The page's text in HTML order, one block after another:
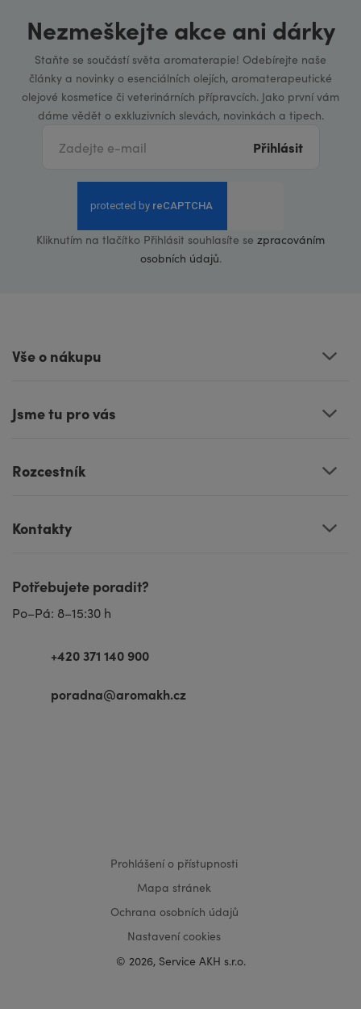
Nezmeškejte akce ani dárky
Staňte se součástí světa aromaterapie! Odebírejte naše
články a novinky o esenciálních olejích, aromaterapeutické
olejové kosmetice či veterinárních přípravcích. Jako první vám
dáme vědět o exkluzivních slevách, novinkách a tipech.
Přihlásit
Kliknutím na tlačítko Přihlásit souhlasíte se zpracováním
osobních údajů.
Vše o nákupu
Jsme tu pro vás
Rozcestník
Kontakty
Potřebujete poradit?
Po–Pá: 8–15:30 h
+420 371 140 900
poradna@aromakh.cz
Prohlášení o přístupnosti
Mapa stránek
Ochrana osobních údajů
Nastavení cookies
© 2026, Service AKH s.r.o.